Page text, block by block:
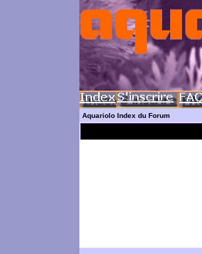
Aquariolo Index du Forum